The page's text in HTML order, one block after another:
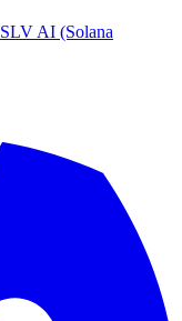
SLV AI (Solana